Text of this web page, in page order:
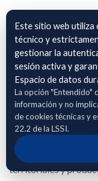
VIÑEDO
LA
El archivo adjunto
de viñedo,
según SIGPAC,
superficie cultivada
Estos datos
cultivo y facilitan su
territoriales y
Este sitio web utiliza
técnico y
gestionar la
sesión activa y
Espacio de datos
La opción "Entendido"
información y no
de cookies técnicas y
22.2 de la LSSI.